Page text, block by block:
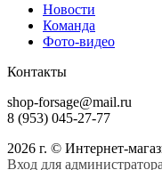
Новости
Команда
Фото-видео
Контакты
shop-forsage@mail.ru
8 (953) 045-27-77
2026 г. © Интернет-
Вход для администратора